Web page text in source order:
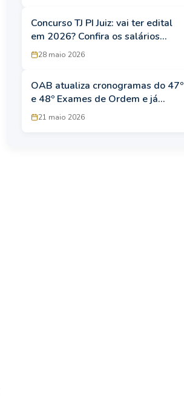
Concurso TJ PI Juiz: vai ter edital
em 2026? Confira os salários
atualizados!
28 maio 2026
OAB atualiza cronogramas do 47º
e 48º Exames de Ordem e já
projeta edições para 2027
21 maio 2026